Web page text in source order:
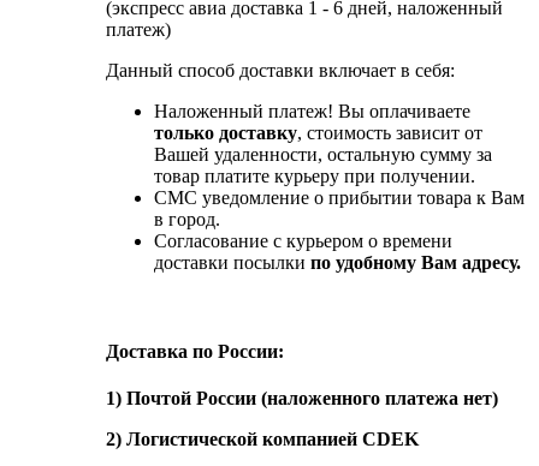
(экспресс авиа доставка 1 - 6 дней, наложенный
платеж)
Данный способ доставки включает в себя:
Наложенный платеж! Вы оплачиваете
только доставку, стоимость зависит от
Вашей удаленности, остальную сумму за
товар платите курьеру при получении.
СМС уведомление о прибытии товара к Вам
в город.
Согласование с курьером о времени
доставки посылки по удобному Вам адресу.
Доставка по России:
1) Почтой России (наложенного платежа нет)
2) Логистической компанией CDEK